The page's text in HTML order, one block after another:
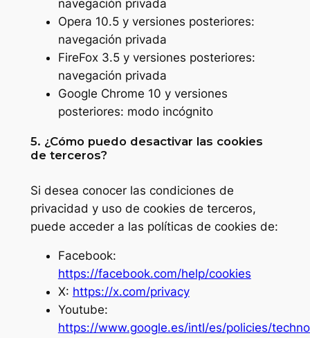
navegación privada
Opera 10.5 y versiones posteriores:
navegación privada
FireFox 3.5 y versiones posteriores:
navegación privada
Google Chrome 10 y versiones
posteriores: modo incógnito
5. ¿Cómo puedo desactivar las cookies
de terceros?
Si desea conocer las condiciones de
privacidad y uso de cookies de terceros,
puede acceder a las políticas de cookies de:
Facebook:
https://facebook.com/help/cookies
X: https://x.com/privacy
Youtube:
https://www.google.es/intl/es/policies/